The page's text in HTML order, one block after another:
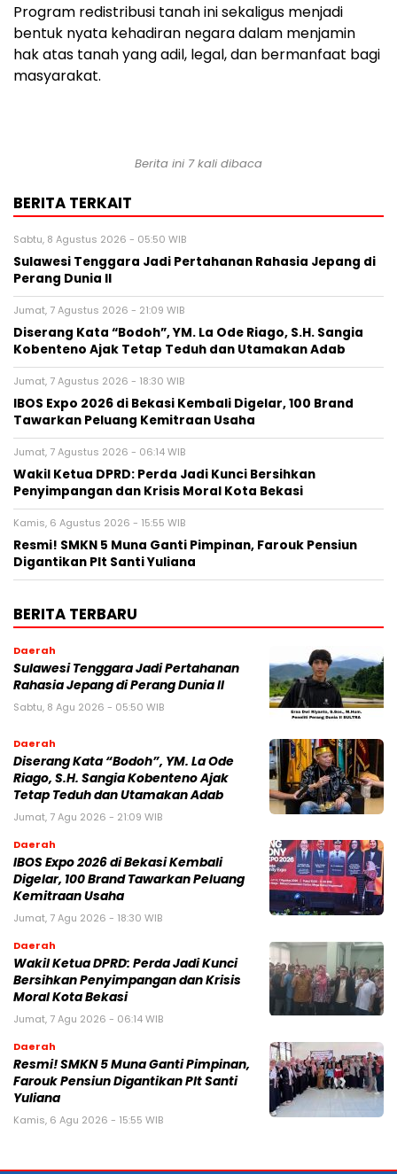
Program redistribusi tanah ini sekaligus menjadi
bentuk nyata kehadiran negara dalam menjamin
hak atas tanah yang adil, legal, dan bermanfaat bagi
masyarakat.
Berita ini 7 kali dibaca
BERITA TERKAIT
Sabtu, 8 Agustus 2026 - 05:50 WIB
Sulawesi Tenggara Jadi Pertahanan Rahasia Jepang di
Perang Dunia II
Jumat, 7 Agustus 2026 - 21:09 WIB
Diserang Kata “Bodoh”, YM. La Ode Riago, S.H. Sangia
Kobenteno Ajak Tetap Teduh dan Utamakan Adab
Jumat, 7 Agustus 2026 - 18:30 WIB
IBOS Expo 2026 di Bekasi Kembali Digelar, 100 Brand
Tawarkan Peluang Kemitraan Usaha
Jumat, 7 Agustus 2026 - 06:14 WIB
Wakil Ketua DPRD: Perda Jadi Kunci Bersihkan
Penyimpangan dan Krisis Moral Kota Bekasi
Kamis, 6 Agustus 2026 - 15:55 WIB
Resmi! SMKN 5 Muna Ganti Pimpinan, Farouk Pensiun
Digantikan Plt Santi Yuliana
BERITA TERBARU
Daerah
Sulawesi Tenggara Jadi Pertahanan
Rahasia Jepang di Perang Dunia II
Sabtu, 8 Agu 2026 - 05:50 WIB
Daerah
Diserang Kata “Bodoh”, YM. La Ode
Riago, S.H. Sangia Kobenteno Ajak
Tetap Teduh dan Utamakan Adab
Jumat, 7 Agu 2026 - 21:09 WIB
Daerah
IBOS Expo 2026 di Bekasi Kembali
Digelar, 100 Brand Tawarkan Peluang
Kemitraan Usaha
Jumat, 7 Agu 2026 - 18:30 WIB
Daerah
Wakil Ketua DPRD: Perda Jadi Kunci
Bersihkan Penyimpangan dan Krisis
Moral Kota Bekasi
Jumat, 7 Agu 2026 - 06:14 WIB
Daerah
Resmi! SMKN 5 Muna Ganti Pimpinan,
Farouk Pensiun Digantikan Plt Santi
Yuliana
Kamis, 6 Agu 2026 - 15:55 WIB